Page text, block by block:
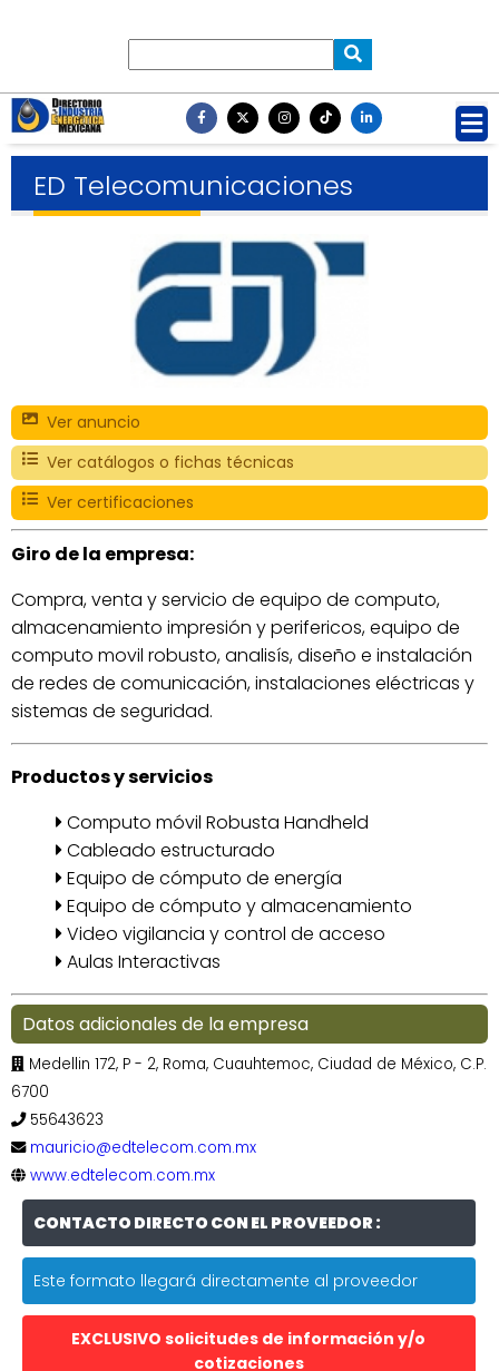
ED Telecomunicaciones
Ver anuncio
Ver catálogos o fichas técnicas
Ver certificaciones
Giro de la empresa:
Compra, venta y servicio de equipo de computo,
almacenamiento impresión y perifericos, equipo de
computo movil robusto, analisís, diseño e instalación
de redes de comunicación, instalaciones eléctricas y
sistemas de seguridad.
Productos y servicios
Computo móvil Robusta Handheld
Cableado estructurado
Equipo de cómputo de energía
Equipo de cómputo y almacenamiento
Video vigilancia y control de acceso
Aulas Interactivas
Datos adicionales de la empresa
Medellin 172, P - 2, Roma, Cuauhtemoc, Ciudad de México, C.P.
6700
55643623
mauricio@edtelecom.com.mx
www.edtelecom.com.mx
CONTACTO DIRECTO CON EL PROVEEDOR :
Este formato llegará directamente al proveedor
EXCLUSIVO solicitudes de información y/o
cotizaciones